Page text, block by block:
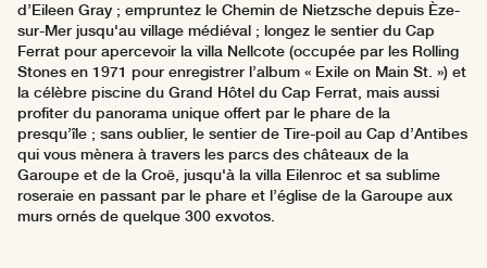
d’Eileen Gray ; empruntez le Chemin de Nietzsche depuis Èze-
sur-Mer jusqu'au village médiéval ; longez le sentier du Cap
Ferrat pour apercevoir la villa Nellcote (occupée par les Rolling
Stones en 1971 pour enregistrer l’album « Exile on Main St. ») et
la célèbre piscine du Grand Hôtel du Cap Ferrat, mais aussi
profiter du panorama unique offert par le phare de la
presqu’île ; sans oublier, le sentier de Tire-poil au Cap d’Antibes
qui vous mènera à travers les parcs des châteaux de la
Garoupe et de la Croë, jusqu'à la villa Eilenroc et sa sublime
roseraie en passant par le phare et l’église de la Garoupe aux
murs ornés de quelque 300 exvotos.